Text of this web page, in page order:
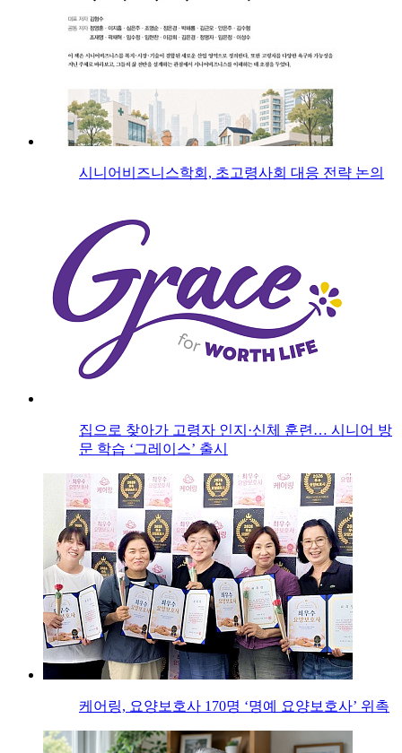
시니어비즈니스학회, 초고령사회 대응 전략 논의
집으로 찾아가 고령자 인지·신체 훈련… 시니어 방
문 학습 ‘그레이스’ 출시
케어링, 요양보호사 170명 ‘명예 요양보호사’ 위촉